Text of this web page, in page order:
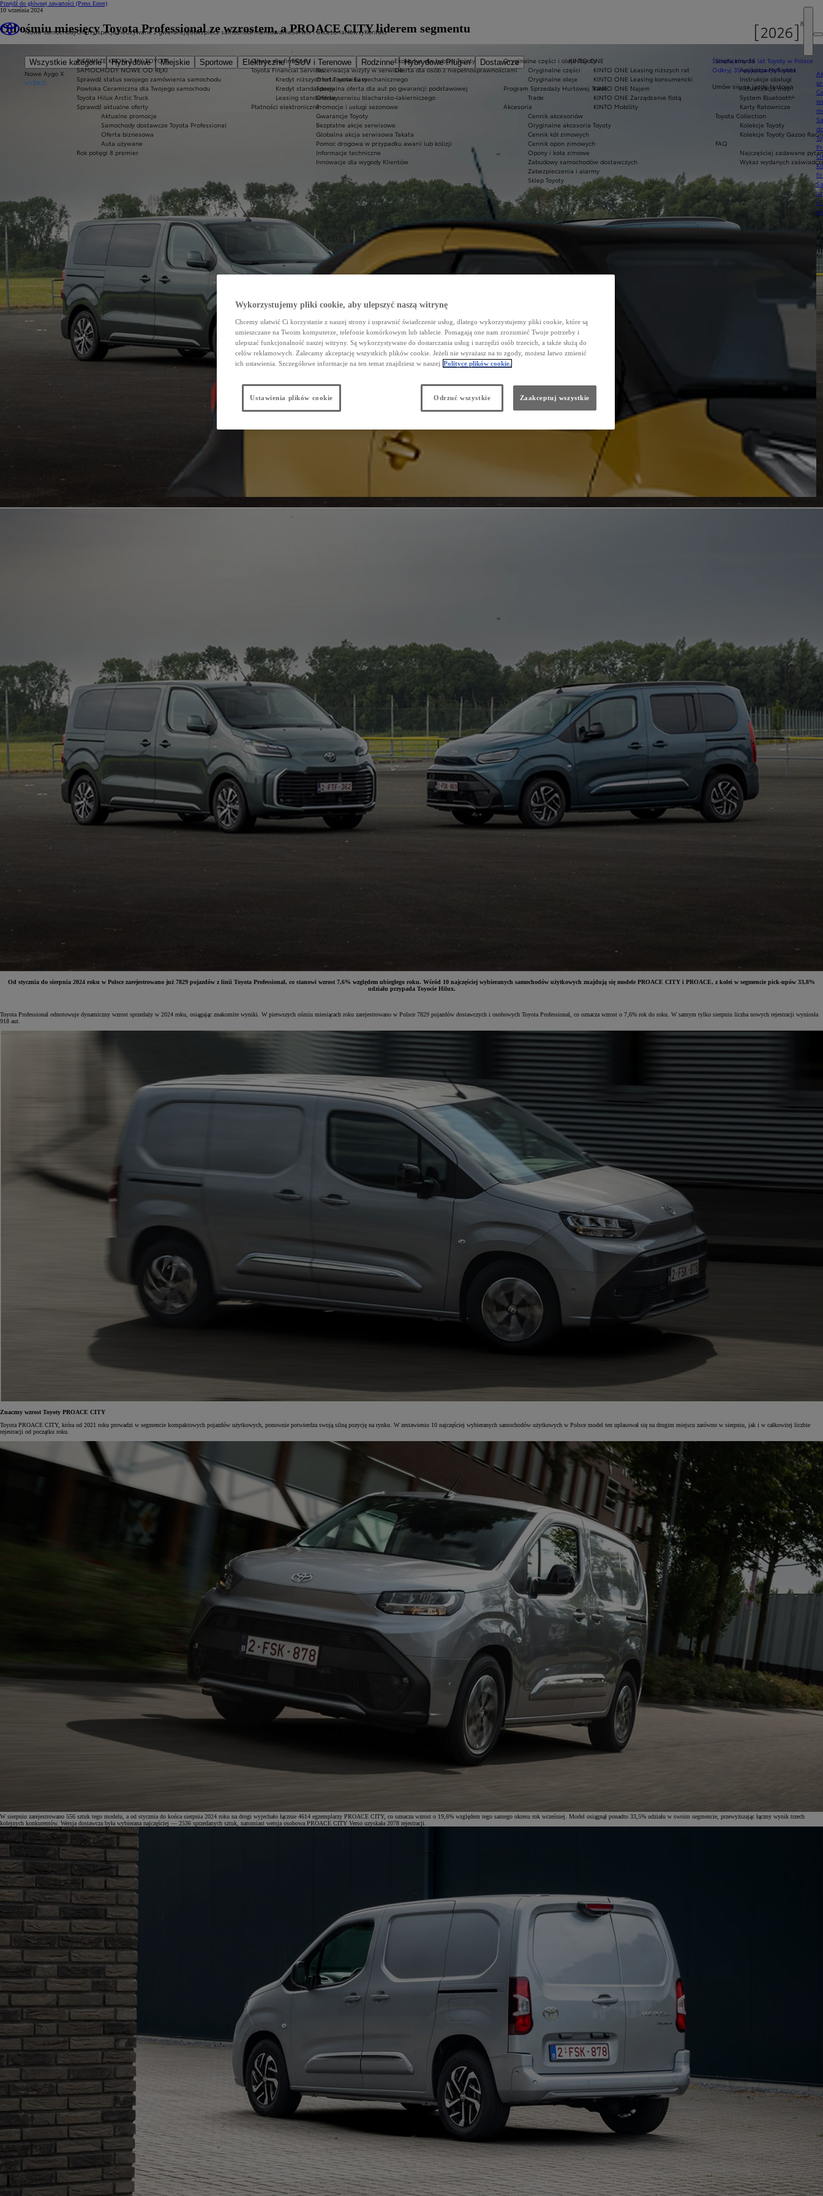
Przejdź do głównej zawartości (Press Enter)
Nowe samochody
Wszystkie kategorie Hybrydowe Miejskie Sportowe Elektryczne SUV i Terenowe Rodzinne Hybrydowe Plug-in
Dostawcze
Nowe Aygo X
HYBRID
Od81 900 zł
Yaris Cross
Corolla Hatchback
Oferty specjalne
PIERWSZE KROKI Z MY TOYOTA
SAMOCHODY NOWE OD RĘKI
Sprawdź status swojego zamówienia samochodu
Powłoka Ceramiczna dla Twojego samochodu
Toyota Hilux Arctic Truck
Sprawdź aktualne oferty
Aktualne promocje
Samochody dostawcze Toyota Professional
Oferta biznesowa
Auta używane
Rok potęgi 8 premier
Ekobonus dla hybryd Toyoty
Oferta dla osób z niepełnosprawnościami
Świętujemy 35 lat Toyoty w Polsce
Odkryj 35 wyjątkowych ofert
Umów się na jazdę testową
Używane z gwarancjąUbezpiecz samochódFinansowanie
Oferta dla firm
Toyota Financial Services
Kredyt niższych rat Toyota Easy
Kredyt standardowy
Leasing standardowy
Płatności elektroniczne
KINTO ONE
KINTO ONE Leasing niższych rat
KINTO ONE Leasing konsumencki
KINTO ONE Najem
KINTO ONE Zarządzanie flotą
KINTO Mobility
Serwis i akcesoria
Serwis
Rezerwacja wizyty w serwisie
Oferta serwisu mechanicznego
Specjalna oferta dla aut po gwarancji podstawowej
Oferta serwisu blacharsko-lakierniczego
Promocje i usługi sezonowe
Gwarancje Toyoty
Bezpłatne akcje serwisowe
Globalna akcja serwisowa Takata
Pomoc drogowa w przypadku awarii lub kolizji
Informacje techniczne
Innowacje dla wygody Klientów
Oryginalne części i oleje Toyoty
Oryginalne części
Oryginalne oleje
Program Sprzedaży Hurtowej Trade
Trade
Akcesoria
Cennik akcesoriów
Oryginalne akcesoria Toyoty
Cennik kół zimowych
Cennik opon zimowych
Opony i koła zimowe
Zabudowy samochodów dostawczych
Zabezpieczenia i alarmy
Sklep Toyoty
Strefa klienta
Aplikacja MyToyota
Instrukcje obsługi
Aktualizacja map
System Bluetooth®
Karty Ratownicze
Toyota Collection
Kolekcje Toyoty
Kolekcje Toyoty Gazoo
FAQ
Najczęściej zadawane
Wykaz wydanych
NewsyKontakt
10 września 2024
Od ośmiu miesięcy Toyota Professional ze wzrostem, a PROACE CITY liderem segmentu
Od stycznia do sierpnia 2024 roku w Polsce zarejestrowano już 7829 pojazdów z linii Toyota Professional, co stanowi wzrost 7,6% względem ubiegłego roku. Wśród 10 najczęściej wybieranych samochodów użytkowych znajdują się modele PROACE CITY i PROACE, z kolei w segmencie pick-upów 33,8%
udziału przypada Toyocie Hilux.
Toyota Professional odnotowuje dynamiczny wzrost sprzedaży w 2024 roku, osiągając znakomite wyniki. W pierwszych ośmiu miesiącach roku zarejestrowano w Polsce 7829 pojazdów dostawczych i osobowych Toyota Professional, co oznacza wzrost o 7,6% rok do roku. W samym tylko sierpniu liczba nowych rejestracji wyniosła
918 aut.
Znaczny wzrost Toyoty PROACE CITY
Toyota PROACE CITY, która od 2021 roku prowadzi w segmencie kompaktowych pojazdów użytkowych, ponownie potwierdza swoją silną pozycję na rynku. W zestawieniu 10 najczęściej wybieranych samochodów użytkowych w Polsce model ten uplasował się na drugim miejscu zarówno w sierpniu, jak i w całkowitej liczbie
rejestracji od początku roku.
W sierpniu zarejestrowano 556 sztuk tego modelu, a od stycznia do końca sierpnia 2024 roku na drogi wyjechało łącznie 4614 egzemplarzy PROACE CITY, co oznacza wzrost o 19,6% względem tego samego okresu rok wcześniej. Model osiągnął ponadto 33,5% udziału w swoim segmencie, przewyższając łączny wynik trzech
kolejnych konkurentów. Wersja dostawcza była wybierana najczęściej — 2536 sprzedanych sztuk, natomiast wersja osobowa PROACE CITY Verso uzyskała 2078 rejestracji.
Wykorzystujemy pliki cookie, aby ulepszyć naszą witrynę
Chcemy ułatwić Ci korzystanie z naszej strony i usprawnić świadczenie usług, dlatego wykorzystujemy pliki cookie, które są
umieszczane na Twoim komputerze, telefonie komórkowym lub tablecie. Pomagają one nam zrozumieć Twoje potrzeby i
ulepszać funkcjonalność naszej witryny. Są wykorzystywane do dostarczania usług i narzędzi osób trzecich, a także służą do
celów reklamowych. Zalecamy akceptację wszystkich plików cookie. Jeżeli nie wyrażasz na to zgody, możesz łatwo zmienić
ich ustawienia. Szczegółowe informacje na ten temat znajdziesz w naszej Polityce plików cookie.
Ustawienia plików cookie Odrzuć wszystkie Zaakceptuj wszystkie